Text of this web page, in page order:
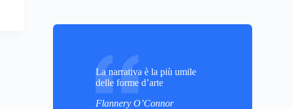
La narrativa è la più umile
delle forme d’arte
Flannery O’Connor